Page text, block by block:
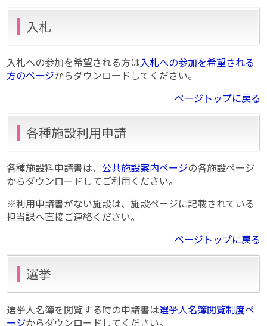
入札
入札への参加を希望される方は入札への参加を希望される
方のページからダウンロードしてください。
ページトップに戻る
各種施設利用申請
各種施設料申請書は、 公共施設案内ページの各施設ページ
からダウンロードしてご利用ください。
※利用申請書がない施設は、施設ページに記載されている
担当課へ直接ご連絡ください。
ページトップに戻る
選挙
選挙人名簿を閲覧する時の申請書は選挙人名簿閲覧制度ペ
ージからダウンロードしてください。